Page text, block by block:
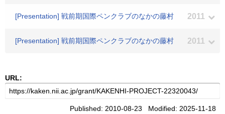
[Presentation] 戦前期国際ペンクラブのなかの藤村 2011
[Presentation] 戦前期国際ペンクラブのなかの藤村 2011
URL:
Published: 2010-08-23 Modified: 2025-11-18